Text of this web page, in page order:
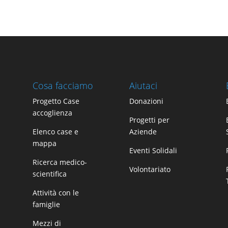
Cosa facciamo
Progetto Case
accoglienza
Elenco case e
mappa
Ricerca medico-
scientifica
Attività con le
famiglie
Mezzi di
Aiutaci
Donazioni
Progetti per
Aziende
Eventi Solidali
Volontariato